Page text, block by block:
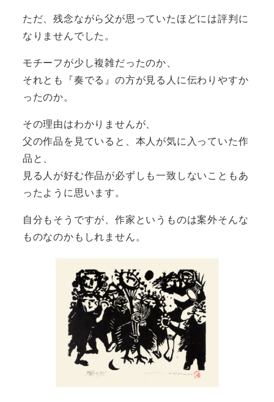
ただ、残念ながら父が思っていたほどには評判に
なりませんでした。
モチーフが少し複雑だったのか、
それとも『奏でる』の方が見る人に伝わりやすか
ったのか。
その理由はわかりませんが、
父の作品を見ていると、本人が気に入っていた作
品と、
見る人が好む作品が必ずしも一致しないこともあ
ったように思います。
自分もそうですが、作家というものは案外そんな
ものなのかもしれません。